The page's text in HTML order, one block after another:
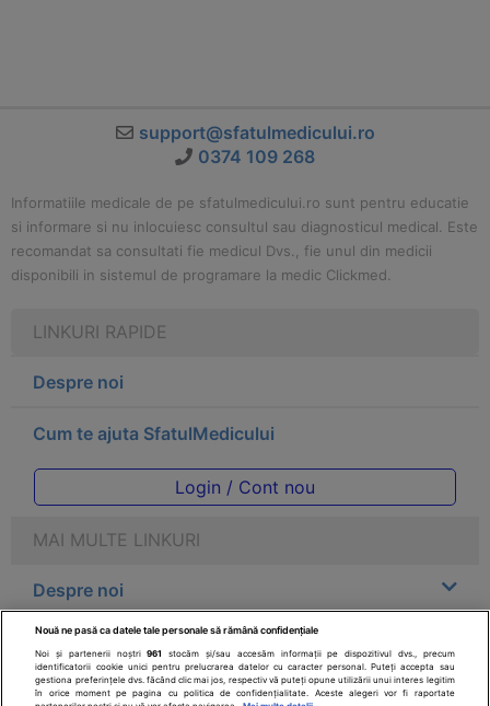
support@sfatulmedicului.ro
0374 109 268
Informatiile medicale de pe sfatulmedicului.ro sunt pentru educatie
si informare si nu inlocuiesc consultul sau diagnosticul medical. Este
recomandat sa consultati fie medicul Dvs., fie unul din medicii
disponibili in sistemul de programare la medic Clickmed.
LINKURI RAPIDE
Despre noi
Cum te ajuta SfatulMedicului
Login / Cont nou
MAI MULTE LINKURI
Despre noi
Legal
Drepturile consumatorului
Nouă ne pasă ca datele tale personale să rămână confidențiale
Noi și partenerii noștri961
stocăm și/sau accesăm informații pe dispozitivul dvs., precum
identificatorii cookie unici pentru prelucrarea datelor cu caracter personal. Puteți accepta sau
gestiona preferințele dvs. făcând clic mai jos, respectiv vă puteți opune utilizării unui interes legitim
în orice moment pe pagina cu politica de confidențialitate. Aceste alegeri vor fi raportate